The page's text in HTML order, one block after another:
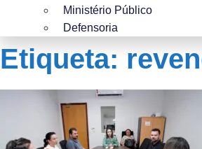
Ministério Público
Defensoria
Etiqueta: